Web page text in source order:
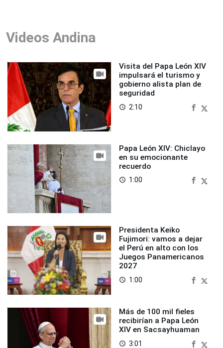
Videos Andina
Visita del Papa León XIV
impulsará el turismo y
gobierno alista plan de
seguridad
access_time 2:10
Papa León XIV: Chiclayo
en su emocionante
recuerdo
access_time 1:00
Presidenta Keiko
Fujimori: vamos a dejar
el Perú en alto con los
Juegos Panamericanos
2027
access_time 1:00
Más de 100 mil fieles
recibirían a Papa León
XIV en Sacsayhuaman
access_time 3:01